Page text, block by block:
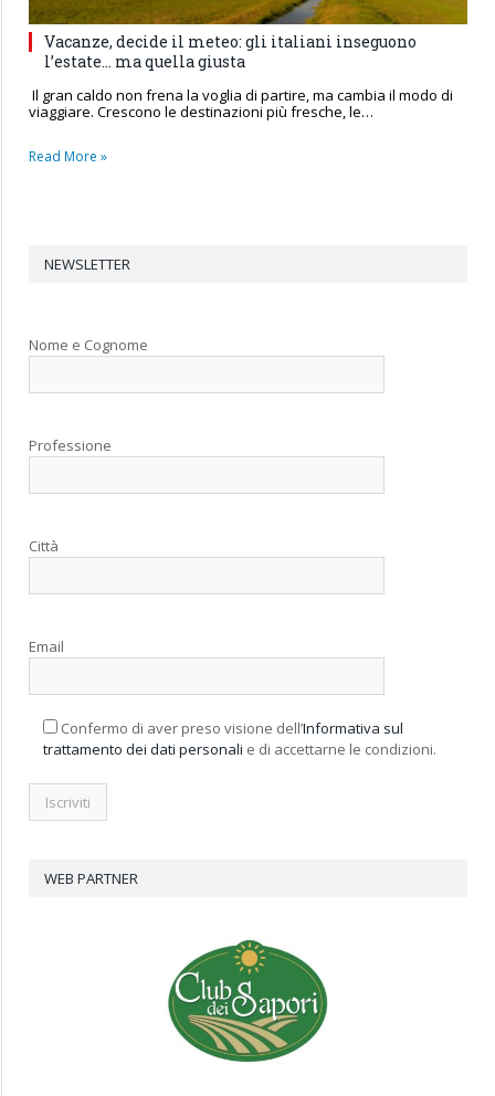
Vacanze, decide il meteo: gli italiani inseguono
l’estate… ma quella giusta
Il gran caldo non frena la voglia di partire, ma cambia il modo di
viaggiare. Crescono le destinazioni più fresche, le…
Read More »
NEWSLETTER
Nome e Cognome
Professione
Città
Email
Confermo di aver preso visione dell’Informativa sul
trattamento dei dati personali e di accettarne le condizioni.
WEB PARTNER